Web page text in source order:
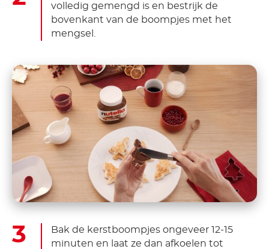
volledig gemengd is en bestrijk de
bovenkant van de boompjes met het
mengsel.
Bak de kerstboompjes ongeveer 12-15
minuten en laat ze dan afkoelen tot